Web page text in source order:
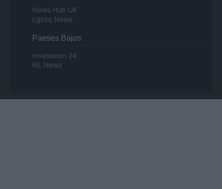
News Hub UK
Lgbtq News
Paeses Bajos
Investeren 24
NL Newz